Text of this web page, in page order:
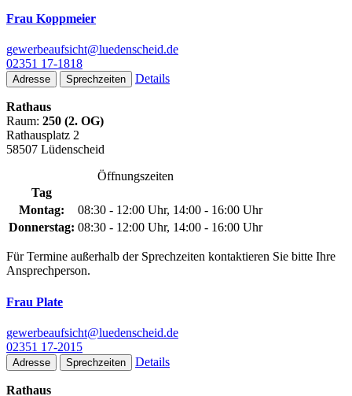
Frau Koppmeier
gewerbeaufsicht@luedenscheid.de
02351 17-1818
Adresse Sprechzeiten Details
Rathaus
Raum: 250 (2. OG)
Rathausplatz 2
58507 Lüdenscheid
Öffnungszeiten
Tag
Montag:
08:30 - 12:00 Uhr, 14:00 - 16:00 Uhr
Donnerstag: 08:30 - 12:00 Uhr, 14:00 - 16:00 Uhr
Für Termine außerhalb der Sprechzeiten kontaktieren Sie bitte Ihre
Ansprechperson.
Frau Plate
gewerbeaufsicht@luedenscheid.de
02351 17-2015
Adresse Sprechzeiten Details
Rathaus